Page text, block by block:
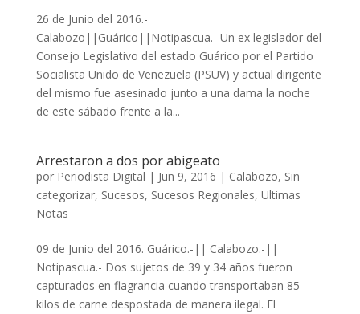
26 de Junio del 2016.-
Calabozo||Guárico||Notipascua.- Un ex legislador del
Consejo Legislativo del estado Guárico por el Partido
Socialista Unido de Venezuela (PSUV) y actual dirigente
del mismo fue asesinado junto a una dama la noche
de este sábado frente a la...
Arrestaron a dos por abigeato
por Periodista Digital | Jun 9, 2016 | Calabozo, Sin
categorizar, Sucesos, Sucesos Regionales, Ultimas
Notas
09 de Junio del 2016. Guárico.-|| Calabozo.-||
Notipascua.- Dos sujetos de 39 y 34 años fueron
capturados en flagrancia cuando transportaban 85
kilos de carne despostada de manera ilegal. El